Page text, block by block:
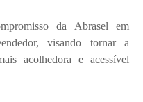
da Abrasel em
visando tornar a
acolhedora e acessível